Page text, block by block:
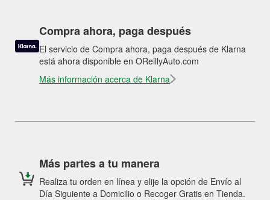
Compra ahora, paga después
El servicio de Compra ahora, paga después de Klarna
está ahora disponible en OReillyAuto.com
Más información acerca de Klarna
Más partes a tu manera
Realiza tu orden en línea y elije la opción de Envío al
Día Siguiente a Domicilio o Recoger Gratis en Tienda.